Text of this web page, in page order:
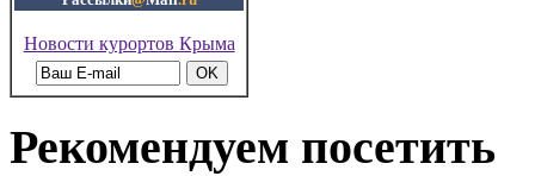
Новости курортов Крыма
Рекомендуем посетить